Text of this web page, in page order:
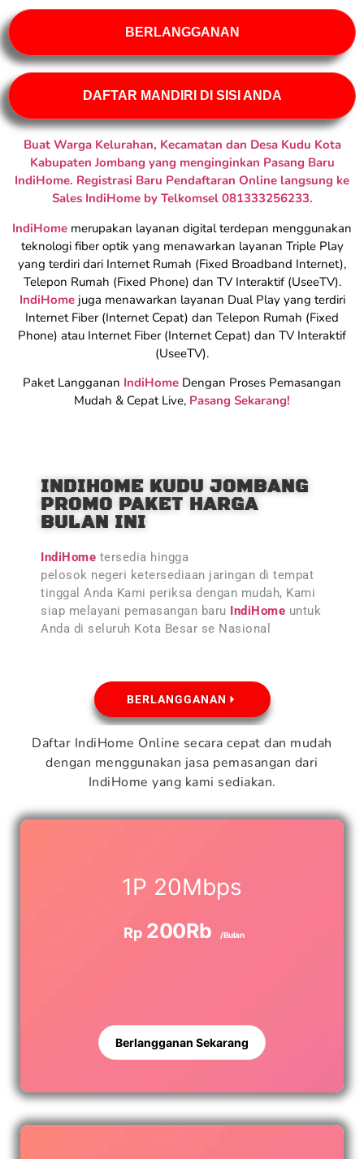
BERLANGGANAN
DAFTAR MANDIRI DI SISI ANDA
Buat Warga Kelurahan, Kecamatan dan Desa Kudu Kota
Kabupaten Jombang yang menginginkan Pasang Baru
IndiHome. Registrasi Baru Pendaftaran Online langsung ke
Sales IndiHome by Telkomsel 081333256233.
IndiHome merupakan layanan digital terdepan menggunakan
teknologi fiber optik yang menawarkan layanan Triple Play
yang terdiri dari Internet Rumah (Fixed Broadband Internet),
Telepon Rumah (Fixed Phone) dan TV Interaktif (UseeTV).
IndiHomejuga menawarkan layanan Dual Play yang terdiri
Internet Fiber (Internet Cepat) dan Telepon Rumah (Fixed
Phone) atau Internet Fiber (Internet Cepat) dan TV Interaktif
(UseeTV).
Paket Langganan IndiHome Dengan Proses Pemasangan
Mudah & Cepat Live, Pasang Sekarang!
INDIHOME KUDU JOMBANG
PROMO PAKET HARGA
BULAN INI
IndiHome tersedia hingga
pelosok negeri ketersediaan jaringan di tempat
tinggal Anda Kami periksa dengan mudah, Kami
siap melayani pemasangan baru IndiHome untuk
Anda di seluruh Kota Besar se Nasional
BERLANGGANAN
Daftar IndiHome Online secara cepat dan mudah
dengan menggunakan jasa pemasangan dari
IndiHome yang kami sediakan.
1P 20Mbps
Rp 200Rb /Bulan
Berlangganan Sekarang